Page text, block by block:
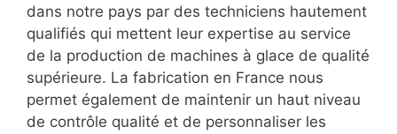
dans notre pays par des techniciens hautement
qualifiés qui mettent leur expertise au service
de la production de machines à glace de qualité
supérieure. La fabrication en France nous
permet également de maintenir un haut niveau
de contrôle qualité et de personnaliser les